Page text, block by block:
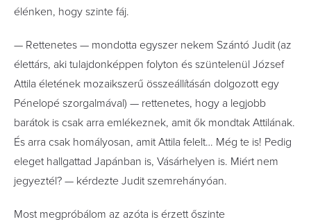
élénken, hogy szinte fáj.
— Rettenetes — mondotta egyszer nekem Szántó Judit (az
élettárs, aki tulajdonképpen folyton és szüntelenül József
Attila életének mozaikszerű összeállításán dolgozott egy
Pénelopé szorgalmával) — rettenetes, hogy a legjobb
barátok is csak arra emlékeznek, amit ők mondtak Attilának.
És arra csak homályosan, amit Attila felelt… Még te is! Pedig
eleget hallgattad Japánban is, Vásárhelyen is. Miért nem
jegyeztél? — kérdezte Judit szemrehányóan.
Most megpróbálom az azóta is érzett őszinte